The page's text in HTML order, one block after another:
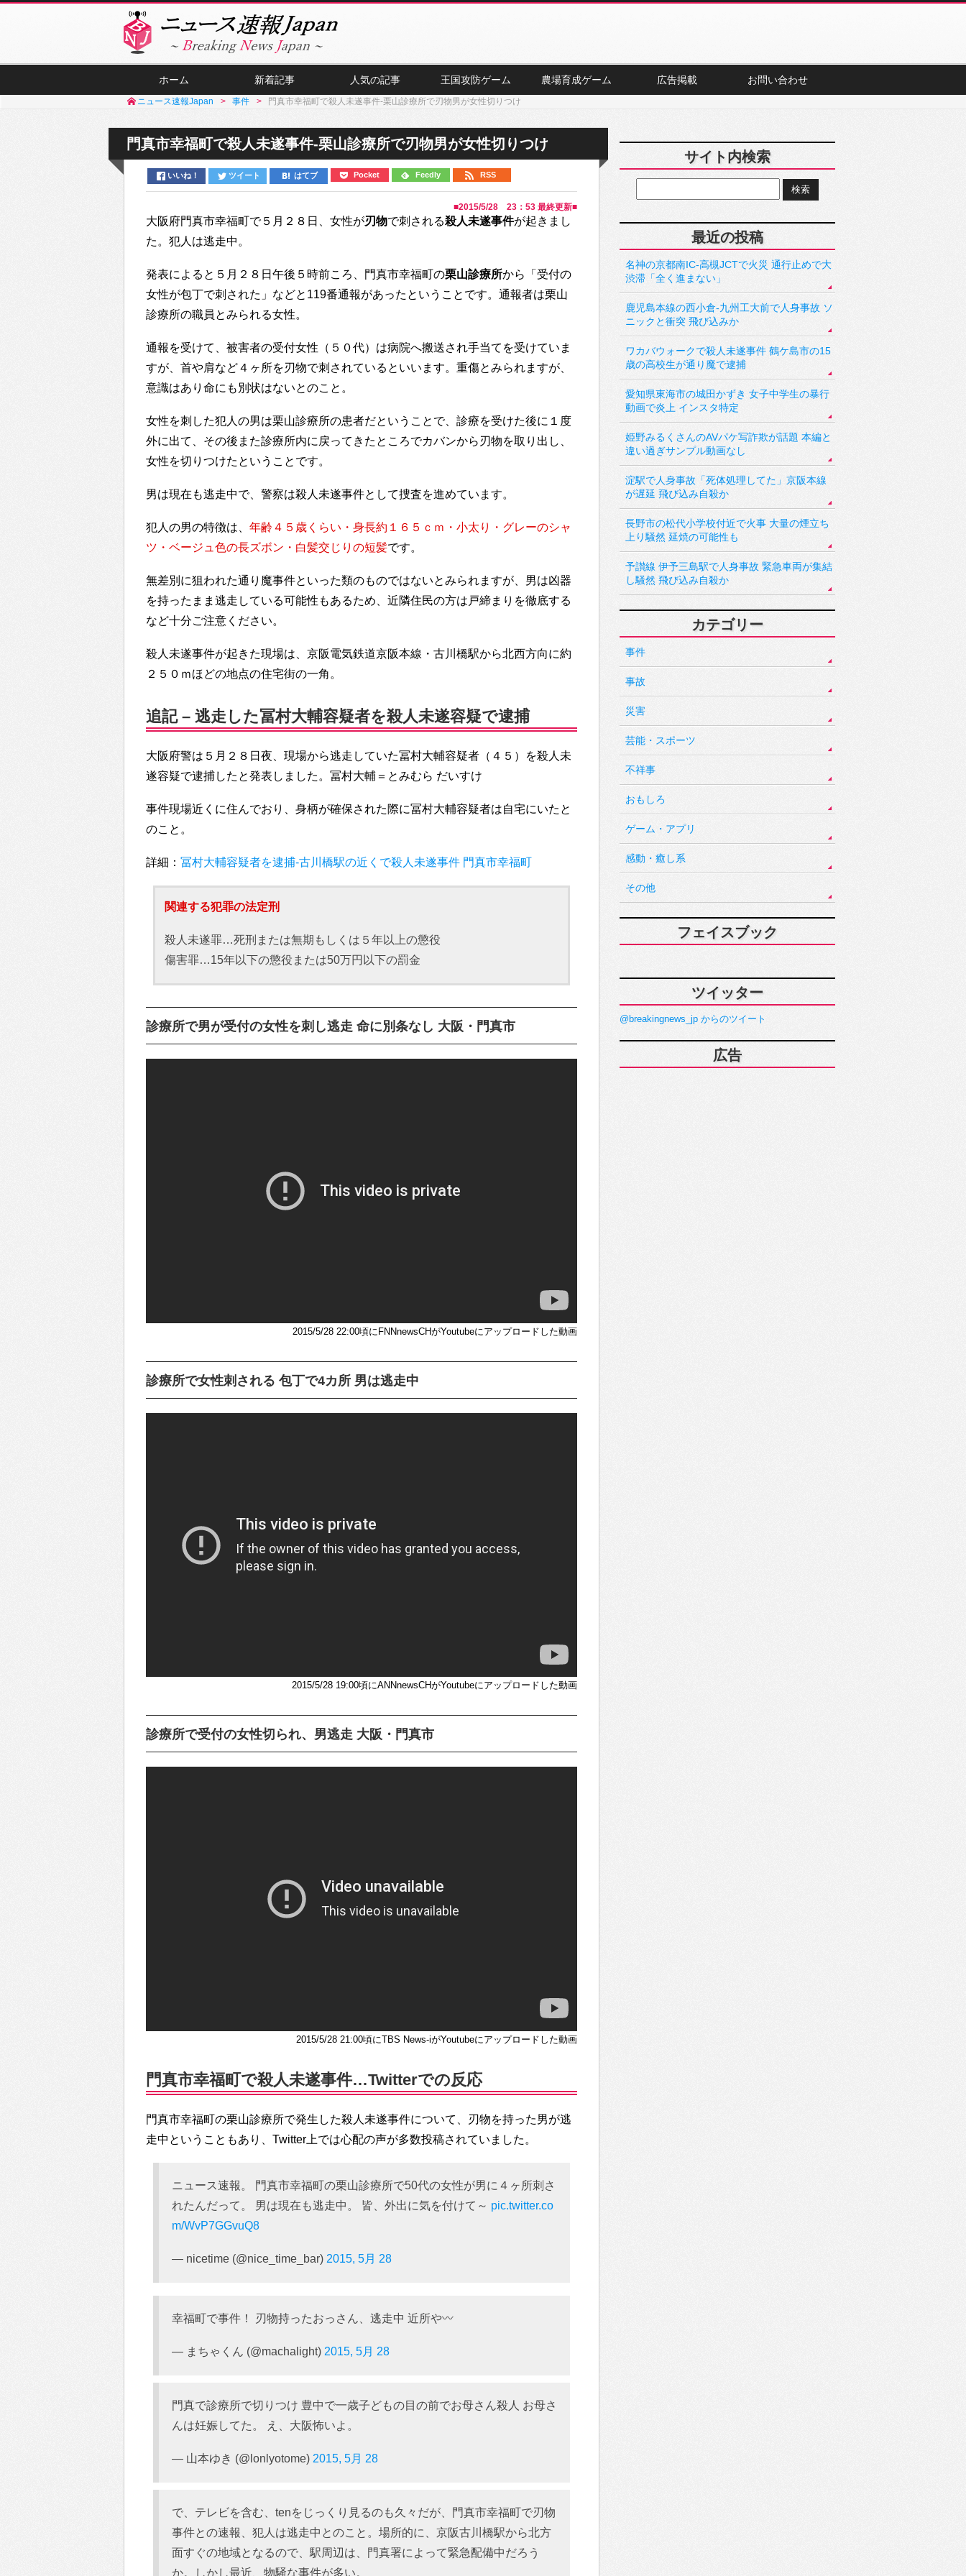
ホーム 新着記事 人気の記事 王国攻防ゲーム 農場育成ゲーム 広告掲載 お問い合わせ
ニュース速報Japan 事件 門真市幸福町で殺人未遂事件-栗山診療所で刃物男が女性切りつけ
門真市幸福町で殺人未遂事件-栗山診療所で刃物男が女性切りつけ
いいね！ ツイート はてブ Pocket Feedly RSS
■2015/5/28 23：53 最終更新■
大阪府門真市幸福町で５月２８日、女性が刃物で刺される殺人未遂事件が起きまし
た。犯人は逃走中。
発表によると５月２８日午後５時前ころ、門真市幸福町の栗山診療所から「受付の
女性が包丁で刺された」などと119番通報があったということです。通報者は栗山
診療所の職員とみられる女性。
通報を受けて、被害者の受付女性（５０代）は病院へ搬送され手当てを受けていま
すが、首や肩など４ヶ所を刃物で刺されているといいます。重傷とみられますが、
意識はあり命にも別状はないとのこと。
女性を刺した犯人の男は栗山診療所の患者だということで、診療を受けた後に１度
外に出て、その後また診療所内に戻ってきたところでカバンから刃物を取り出し、
女性を切りつけたということです。
男は現在も逃走中で、警察は殺人未遂事件として捜査を進めています。
犯人の男の特徴は、 年齢４５歳くらい・身長約１６５ｃｍ・小太り・グレーのシャ
ツ・ベージュ色の長ズボン・白髪交じりの短髪です。
無差別に狙われた通り魔事件といった類のものではないとみられますが、男は凶器
を持ったまま逃走している可能性もあるため、近隣住民の方は戸締まりを徹底する
など十分ご注意ください。
殺人未遂事件が起きた現場は、京阪電気鉄道京阪本線・古川橋駅から北西方向に約
２５０ｍほどの地点の住宅街の一角。
追記 – 逃走した冨村大輔容疑者を殺人未遂容疑で逮捕
大阪府警は５月２８日夜、現場から逃走していた冨村大輔容疑者（４５）を殺人未
遂容疑で逮捕したと発表しました。冨村大輔＝とみむら だいすけ
事件現場近くに住んでおり、身柄が確保された際に冨村大輔容疑者は自宅にいたと
のこと。
詳細： 冨村大輔容疑者を逮捕-古川橋駅の近くで殺人未遂事件 門真市幸福町
関連する犯罪の法定刑
殺人未遂罪…死刑または無期もしくは５年以上の懲役
傷害罪…15年以下の懲役または50万円以下の罰金
診療所で男が受付の女性を刺し逃走 命に別条なし 大阪・門真市
2015/5/28 22:00頃にFNNnewsCHがYoutubeにアップロードした動画
診療所で女性刺される 包丁で4カ所 男は逃走中
2015/5/28 19:00頃にANNnewsCHがYoutubeにアップロードした動画
診療所で受付の女性切られ、男逃走 大阪・門真市
2015/5/28 21:00頃にTBS News-iがYoutubeにアップロードした動画
門真市幸福町で殺人未遂事件…Twitterでの反応
門真市幸福町の栗山診療所で発生した殺人未遂事件について、刃物を持った男が逃
走中ということもあり、Twitter上では心配の声が多数投稿されていました。
ニュース速報。 門真市幸福町の栗山診療所で50代の女性が男に４ヶ所刺さ
れたんだって。 男は現在も逃走中。 皆、外出に気を付けて～ pic.twitter.co
m/WvP7GGvuQ8
— nicetime (@nice_time_bar) 2015, 5月 28
幸福町で事件！ 刃物持ったおっさん、逃走中 近所や〰
— まちゃくん (@machalight) 2015, 5月 28
門真で診療所で切りつけ 豊中で一歳子どもの目の前でお母さん殺人 お母さ
んは妊娠してた。 え、大阪怖いよ。
— 山本ゆき (@lonlyotome) 2015, 5月 28
で、テレビを含む、tenをじっくり見るのも久々だが、門真市幸福町で刃物
事件との速報、犯人は逃走中とのこと。場所的に、京阪古川橋駅から北方
面すぐの地域となるので、駅周辺は、門真署によって緊急配備中だろう
か。しかし最近、物騒な事件が多い。
サイト内検索
最近の投稿
名神の京都南IC-高槻JCTで火災 通行止めで大
渋滞「全く進まない」
鹿児島本線の西小倉-九州工大前で人身事故 ソ
ニックと衝突 飛び込みか
ワカバウォークで殺人未遂事件 鶴ケ島市の15
歳の高校生が通り魔で逮捕
愛知県東海市の城田かずき 女子中学生の暴行
動画で炎上 インスタ特定
姫野みるくさんのAVパケ写詐欺が話題 本編と
違い過ぎサンプル動画なし
淀駅で人身事故「死体処理してた」京阪本線
が遅延 飛び込み自殺か
長野市の松代小学校付近で火事 大量の煙立ち
上り騒然 延焼の可能性も
予讃線 伊予三島駅で人身事故 緊急車両が集結
し騒然 飛び込み自殺か
カテゴリー
事件
事故
災害
芸能・スポーツ
不祥事
おもしろ
ゲーム・アプリ
感動・癒し系
その他
フェイスブック
ツイッター
@breakingnews_jp からのツイート
広告